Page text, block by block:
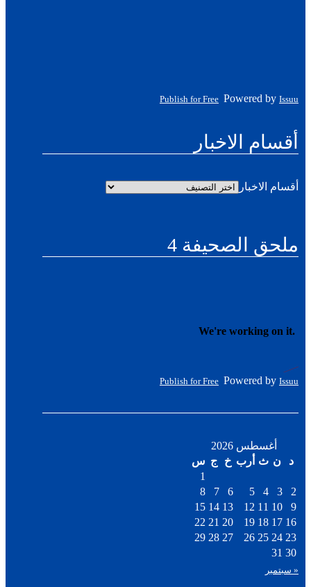
Powered by Issuu
Publish for Free
أقسام الاخبار
أقسام الاخبار
ملحق الصحيفة 4
Powered by Issuu
Publish for Free
أغسطس 2026
د
ن ث أرب خ ج س
1
2
3
4
5
6
7
8
9
10
11
12
13
14
15
16
17
18
19
20
21
22
23
24
25
26
27
28
29
30
31
« سبتمبر